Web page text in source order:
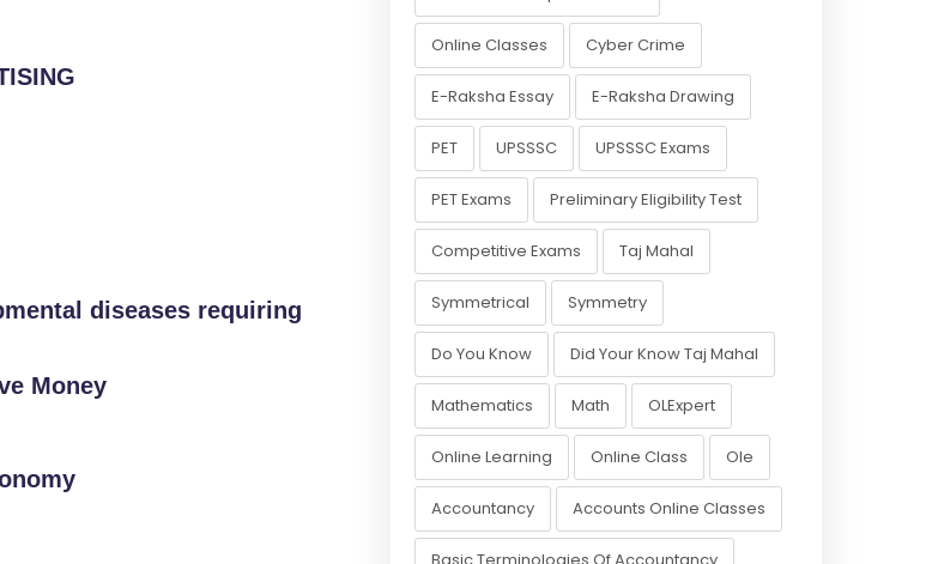
diseases requiring
Money
Online Classes Cyber Crime
E-Raksha Essay E-Raksha Drawing
PET UPSSSC UPSSSC Exams
PET Exams Preliminary Eligibility Test
Competitive Exams Taj Mahal
Symmetrical Symmetry
Do You Know Did Your Know Taj Mahal
Mathematics Math OLExpert
Online Learning Online Class Ole
Accountancy Accounts Online Classes